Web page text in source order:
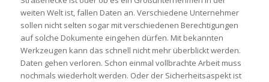
weiten Welt ist, fallen Daten an. Verschiedene Unternehmer
sollen nicht selten sogar mit verschiedenen Berechtigungen
auf solche Dokumente eingehen dürfen. Mit bekannten
Werkzeugen kann das schnell nicht mehr überblickt werden.
Daten gehen verloren. Schon einmal vollbrachte Arbeit muss
nochmals wiederholt werden. Oder der Sicherheitsaspekt ist